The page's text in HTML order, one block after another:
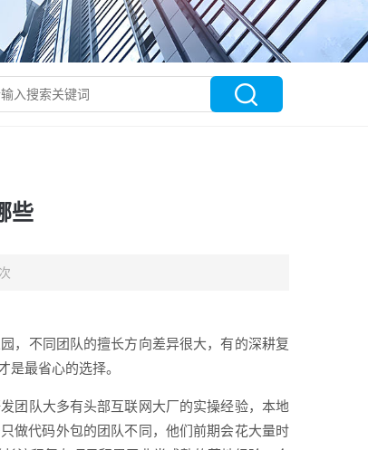
些
，不同团队的擅长方向差异很大，有的深耕复
最省心的选择。
团队大多有头部互联网大厂的实操经验，本地
做代码外包的团队不同，他们前期会花大量时